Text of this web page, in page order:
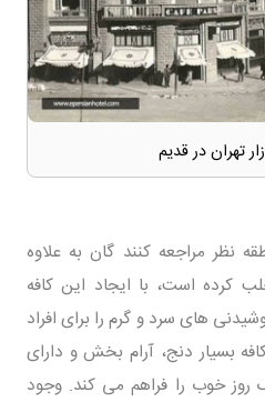
تهران در قدیم
نظر مراجعه کنند گان به علاوه
کرده است، با ایجاد این کافه
های سرد و گرم را برای افراد
بسیار دنج، آرام بخش و دارای
خوب را فراهم می کند. وجود